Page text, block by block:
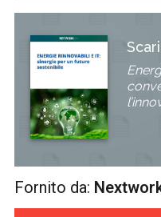
Fornito da: